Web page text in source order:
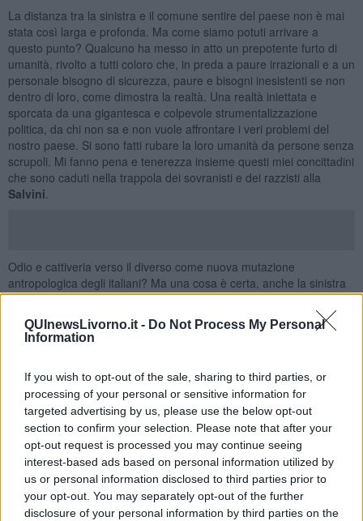
QUInewsLivorno.it - Do Not Process My Personal
Information
If you wish to opt-out of the sale, sharing to third parties, or
processing of your personal or sensitive information for
targeted advertising by us, please use the below opt-out
section to confirm your selection. Please note that after your
opt-out request is processed you may continue seeing
interest-based ads based on personal information utilized by
us or personal information disclosed to third parties prior to
your opt-out. You may separately opt-out of the further
disclosure of your personal information by third parties on the
La distanza tra la sinistra e il comune sentire del paese non è mai
stata così larga e profonda. Ma come siamo potuti arrivare a
questo punto? Qualcuno ha messo in atto un prepotente furto di
umanità, rivolto a tutti coloro che, in preda a paure irrazionali e a un
personale bisogno di sicurezza, paure e bisogni inesistenti se non
dentro di loro, come dimostra la realtà. Una realtà iniettata e
sporcata da una gigantesca e colpevole strumentalizzazione
politica, da chi non sa e non vuole affrontare i veri problemi del
nostro paese. Si sono fatti rubare la loro umanità da persone senza
scrupoli. Mi fanno pena e tenerezza insieme questi miei concittadini
che sono caduti nella trappola dei sovranisti e dei razzisti alla
Salvini
Odio e cattiveria verso il diverso come nuova mutazione
antropologica degli italiani? Ma una cosa è certa, anche la sinistra
in questi anni ha fatto cadere come foglie morte i valori della
solidarietà, dell’accoglienza e di quell’umanesimo che ha innervato
tutta la sua storia. Mi viene da pensare che forse oggi il risultato
sarebbe stato diverso se dopo la sonora sberla del 4 marzo il Pd
l’agenda di un nuovo governo. Invece si è accettato il ricatto di
Renziche, se pur dimissionario (persistente finzione), ha portato a
compimento il suo disegno andando in una trasmissione televisiva
impedendo qualsiasi incontro e regalando cosi i 5 stelle a Salvini.
Responsabilità storica di cui poco si è parlato. AncheLeu
responsabilità, una pattuglia politicamente sconfitta che dopo il 4
marzo ha scelto il silenzio e la divisione al suo interno balbettando
confusamente. Adesso dobbiamo ricominciare da capo. Con umiltà.
La crisi, non solo della sinistra italiana ed europea, ma della